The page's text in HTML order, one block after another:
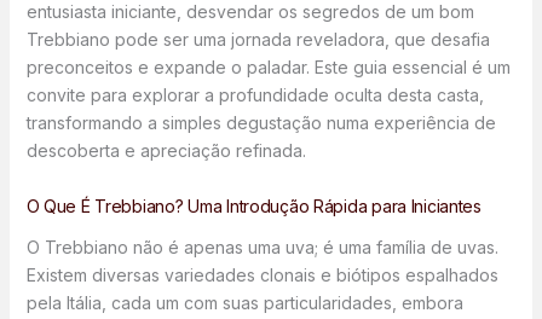
entusiasta iniciante, desvendar os segredos de um bom
Trebbiano pode ser uma jornada reveladora, que desafia
preconceitos e expande o paladar. Este guia essencial é um
convite para explorar a profundidade oculta desta casta,
transformando a simples degustação numa experiência de
descoberta e apreciação refinada.
O Que É Trebbiano? Uma Introdução Rápida para Iniciantes
O Trebbiano não é apenas uma uva; é uma família de uvas.
Existem diversas variedades clonais e biótipos espalhados
pela Itália, cada um com suas particularidades, embora